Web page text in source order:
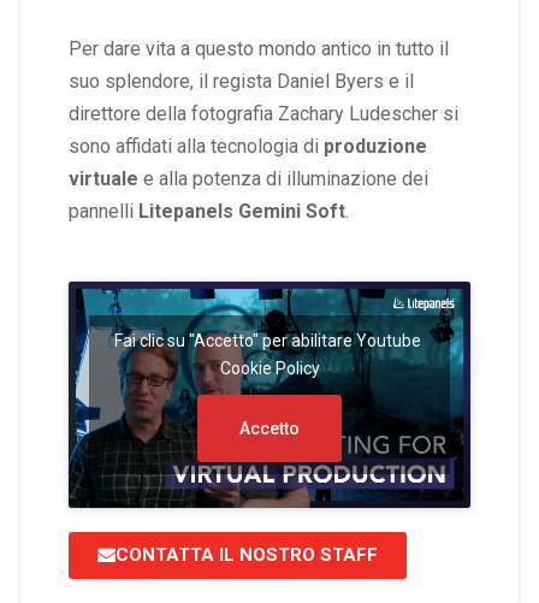
Per dare vita a questo mondo antico in tutto il
suo splendore, il regista Daniel Byers e il
direttore della fotografia Zachary Ludescher si
sono affidati alla tecnologia di produzione
virtuale e alla potenza di illuminazione dei
pannelli Litepanels Gemini Soft.
Fai clic su "Accetto" per abilitare Youtube
Cookie Policy
Accetto
CONTATTA IL NOSTRO STAFF